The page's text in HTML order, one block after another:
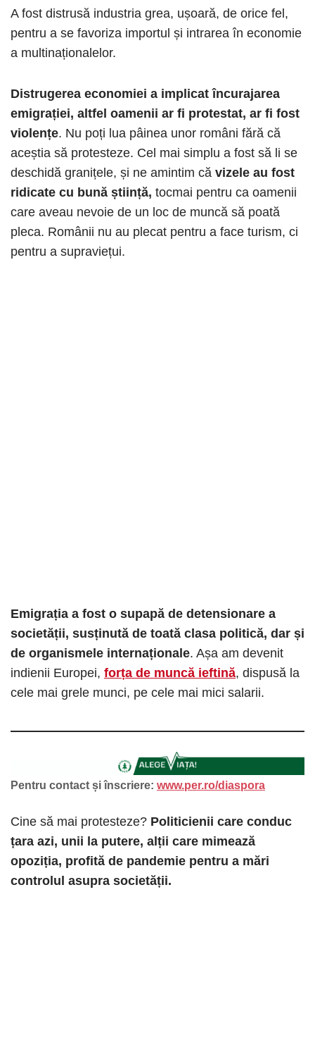
A fost distrusă industria grea, ușoară, de orice fel,
pentru a se favoriza importul și intrarea în economie
a multinaționalelor.
Distrugerea economiei a implicat încurajarea
emigrației, altfel oamenii ar fi protestat, ar fi fost
violențe. Nu poți lua pâinea unor români fără că
aceștia să protesteze. Cel mai simplu a fost să li se
deschidă granițele, și ne amintim că vizele au fost
ridicate cu bună știință, tocmai pentru ca oamenii
care aveau nevoie de un loc de muncă să poată
pleca. Românii nu au plecat pentru a face turism, ci
pentru a supraviețui.
Emigrația a fost o supapă de detensionare a
societății, susținută de toată clasa politică, dar și
de organismele internaționale. Așa am devenit
indienii Europei, forța de muncă ieftină, dispusă la
cele mai grele munci, pe cele mai mici salarii.
Pentru contact și înscriere: www.per.ro/diaspora
Cine să mai protesteze? Politicienii care conduc
țara azi, unii la putere, alții care mimează
opoziția, profită de pandemie pentru a mări
controlul asupra societății.